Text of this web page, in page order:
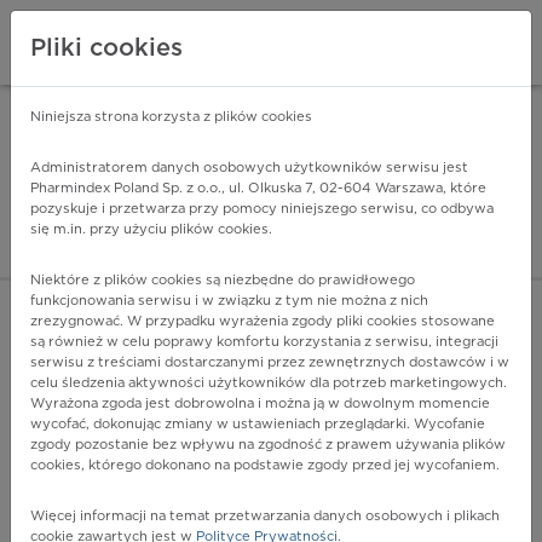
Pharmindex - lider
ZALOGUJ SIĘ
C09 - Nowotwór złośliwy migdałka
Więcej na lekiicd10.pl
Pliki cookies
Niniejsza strona korzysta z plików cookies
Administratorem danych osobowych użytkowników serwisu jest
Pharmindex Poland Sp. z o.o., ul. Olkuska 7, 02-604 Warszawa, które
pozyskuje i przetwarza przy pomocy niniejszego serwisu, co odbywa
się m.in. przy użyciu plików cookies.
Niektóre z plików cookies są niezbędne do prawidłowego
funkcjonowania serwisu i w związku z tym nie można z nich
zrezygnować. W przypadku wyrażenia zgody pliki cookies stosowane
są również w celu poprawy komfortu korzystania z serwisu, integracji
serwisu z treściami dostarczanymi przez zewnętrznych dostawców i w
celu śledzenia aktywności użytkowników dla potrzeb marketingowych.
Wyrażona zgoda jest dobrowolna i można ją w dowolnym momencie
wycofać, dokonując zmiany w ustawieniach przeglądarki. Wycofanie
zgody pozostanie bez wpływu na zgodność z prawem używania plików
cookies, którego dokonano na podstawie zgody przed jej wycofaniem.
Więcej informacji na temat przetwarzania danych osobowych i plikach
cookie zawartych jest w Polityce Prywatności.
ZA DARMO - w Google Play INSTALUJ